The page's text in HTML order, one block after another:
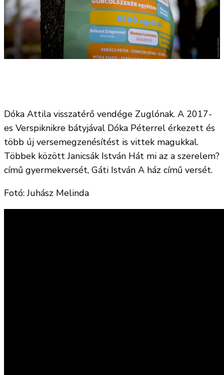
Dóka Attila visszatérő vendége Zuglónak. A 2017-
es Verspiknikre bátyjával Dóka Péterrel érkezett és
több új versemegzenésítést is vittek magukkal.
Többek között Janicsák István Hát mi az a szerelem?
című gyermekversét, Gáti István A ház című versét.
Fotó: Juhász Melinda